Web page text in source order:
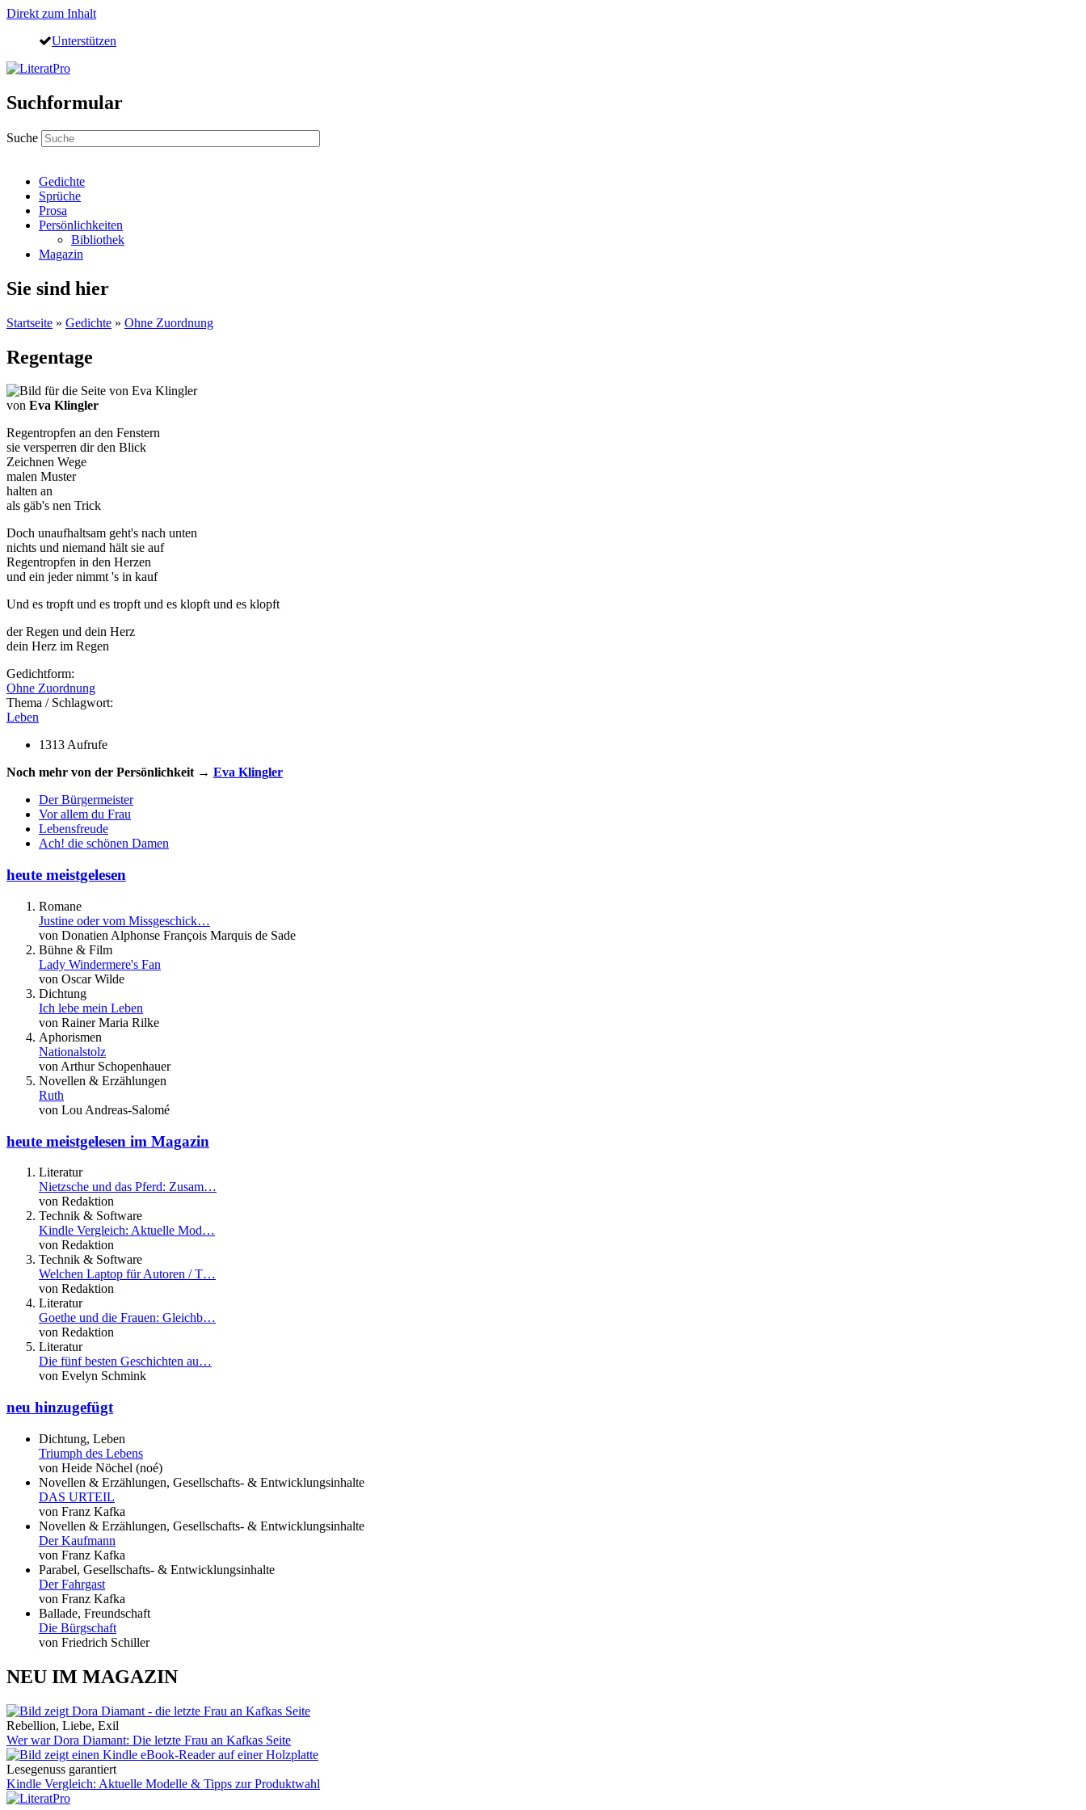
Direkt zum Inhalt
Unterstützen
Suchformular
Suche
Gedichte
Sprüche
Prosa
Persönlichkeiten
Bibliothek
Magazin
Sie sind hier
Startseite » Gedichte » Ohne Zuordnung
Regentage
von Eva Klingler
Regentropfen an den Fenstern
sie versperren dir den Blick
Zeichnen Wege
malen Muster
halten an
als gäb's nen Trick
Doch unaufhaltsam geht's nach unten
nichts und niemand hält sie auf
Regentropfen in den Herzen
und ein jeder nimmt 's in kauf
Und es tropft und es tropft und es klopft und es klopft
der Regen und dein Herz
dein Herz im Regen
Gedichtform:
Ohne Zuordnung
Thema / Schlagwort:
Leben
1313 Aufrufe
Noch mehr von der Persönlichkeit → Eva Klingler
Der Bürgermeister
Vor allem du Frau
Lebensfreude
Ach! die schönen Damen
heute meistgelesen
Romane
Justine oder vom Missgeschick…
von Donatien Alphonse François Marquis de Sade
Bühne & Film
Lady Windermere's Fan
von Oscar Wilde
Dichtung
Ich lebe mein Leben
von Rainer Maria Rilke
Aphorismen
Nationalstolz
von Arthur Schopenhauer
Novellen & Erzählungen
Ruth
von Lou Andreas-Salomé
heute meistgelesen im Magazin
Literatur
Nietzsche und das Pferd: Zusam…
von Redaktion
Technik & Software
Kindle Vergleich: Aktuelle Mod…
von Redaktion
Technik & Software
Welchen Laptop für Autoren / T…
von Redaktion
Literatur
Goethe und die Frauen: Gleichb…
von Redaktion
Literatur
Die fünf besten Geschichten au…
von Evelyn Schmink
neu hinzugefügt
Dichtung, Leben
Triumph des Lebens
von Heide Nöchel (noé)
Novellen & Erzählungen, Gesellschafts- & Entwicklungsinhalte
DAS URTEIL
von Franz Kafka
Novellen & Erzählungen, Gesellschafts- & Entwicklungsinhalte
Der Kaufmann
von Franz Kafka
Parabel, Gesellschafts- & Entwicklungsinhalte
Der Fahrgast
von Franz Kafka
Ballade, Freundschaft
Die Bürgschaft
von Friedrich Schiller
NEU IM MAGAZIN
Rebellion, Liebe, Exil
Wer war Dora Diamant: Die letzte Frau an Kafkas Seite
Lesegenuss garantiert
Kindle Vergleich: Aktuelle Modelle & Tipps zur Produktwahl